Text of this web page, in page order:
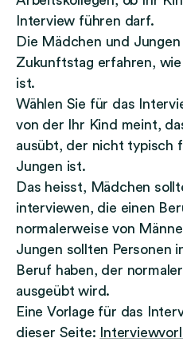
Interview führen darf.
Die Mädchen und
Zukunftstag erfahren,
ist.
Wählen Sie für das
von der Ihr Kind meint,
ausübt, der nicht typisch
Jungen ist.
Das heisst, Mädchen
interviewen, die einen
normalerweise von
Jungen sollten Personen
Beruf haben, der
ausgeübt wird.
Eine Vorlage für das
dieser Seite: